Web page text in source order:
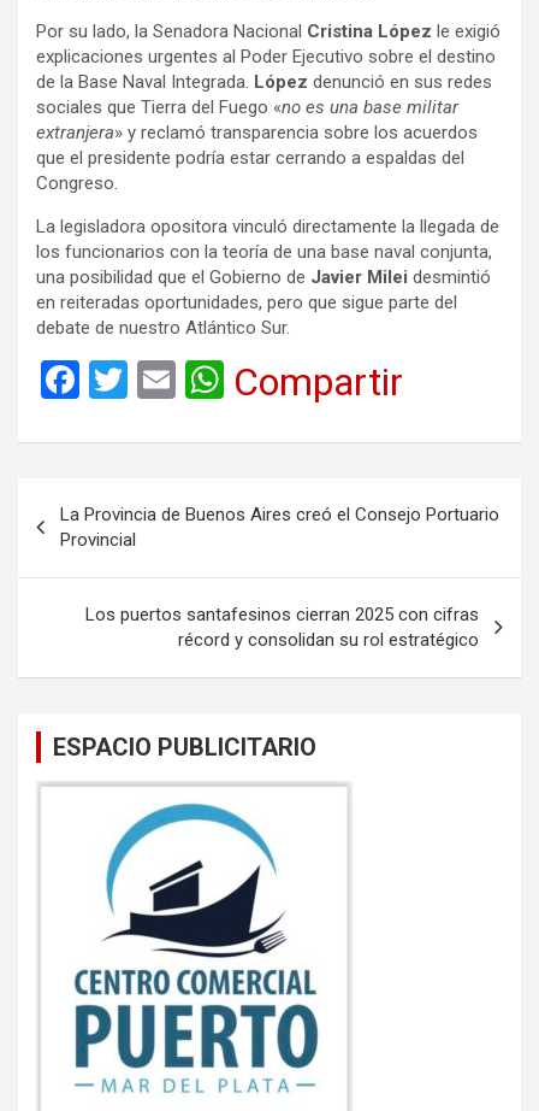
Por su lado, la Senadora Nacional Cristina López le exigió
explicaciones urgentes al Poder Ejecutivo sobre el destino
de la Base Naval Integrada. López denunció en sus redes
sociales que Tierra del Fuego «no es una base militar
extranjera» y reclamó transparencia sobre los acuerdos
que el presidente podría estar cerrando a espaldas del
Congreso.
La legisladora opositora vinculó directamente la llegada de
los funcionarios con la teoría de una base naval conjunta,
una posibilidad que el Gobierno de Javier Milei desmintió
en reiteradas oportunidades, pero que sigue parte del
debate de nuestro Atlántico Sur.
F
ce
o
o
k
T
tt
E
ail
W
at
A
p
p
Compartir
de
entradas
La Provincia de Buenos Aires creó el Consejo Portuario
Provincial
Los puertos santafesinos cierran 2025 con cifras
récord y consolidan su rol estratégico
ESPACIO PUBLICITARIO